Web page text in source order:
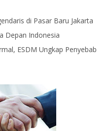
di Pasar Baru Jakarta
Depan Indonesia
ESDM Ungkap Penyebab